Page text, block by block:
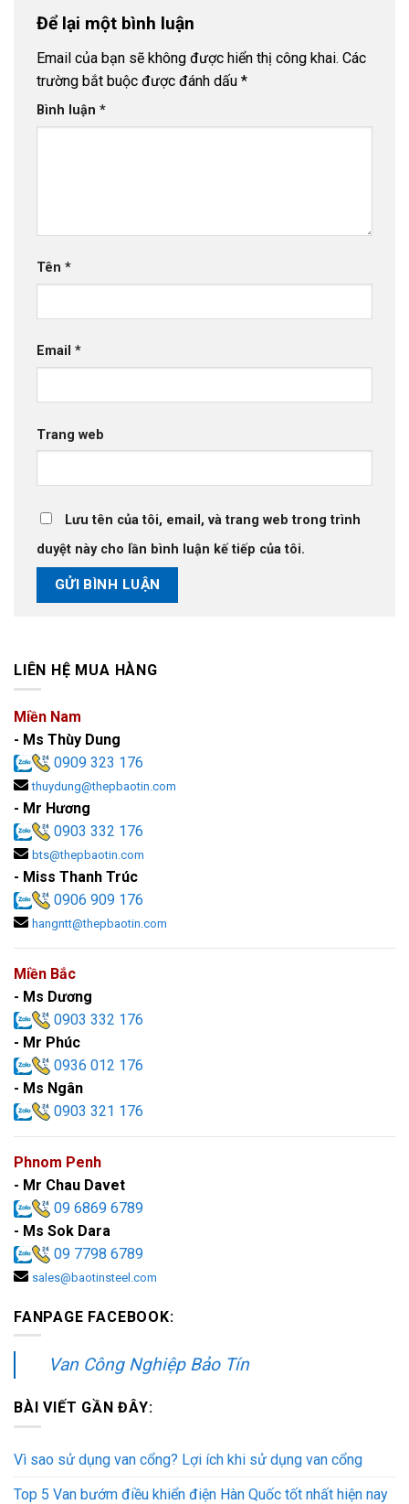
Để lại một bình luận
Email của bạn sẽ không được hiển thị công khai. Các
trường bắt buộc được đánh dấu *
Bình luận *
Tên *
Email *
Trang web
Lưu tên của tôi, email, và trang web trong trình
duyệt này cho lần bình luận kế tiếp của tôi.
LIÊN HỆ MUA HÀNG
Miền Nam
- Ms Thùy Dung
0909 323 176
thuydung@thepbaotin.com
- Mr Hương
0903 332 176
bts@thepbaotin.com
- Miss Thanh Trúc
0906 909 176
hangntt@thepbaotin.com
Miền Bắc
- Ms Dương
0903 332 176
- Mr Phúc
0936 012 176
- Ms Ngân
0903 321 176
Phnom Penh
- Mr Chau Davet
09 6869 6789
- Ms Sok Dara
09 7798 6789
sales@baotinsteel.com
FANPAGE FACEBOOK:
Van Công Nghiệp Bảo Tín
BÀI VIẾT GẦN ĐÂY:
Vì sao sử dụng van cổng? Lợi ích khi sử dụng van cổng
Top 5 Van bướm điều khiển điện Hàn Quốc tốt nhất hiện nay